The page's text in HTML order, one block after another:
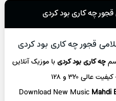
چه کاری بود کردی
قجور چه کاری بود کردی
چه کاری بود کردیبا موزیک آنلاین
۳۲۰ و ۱۲۸
Download New Music Mahdi